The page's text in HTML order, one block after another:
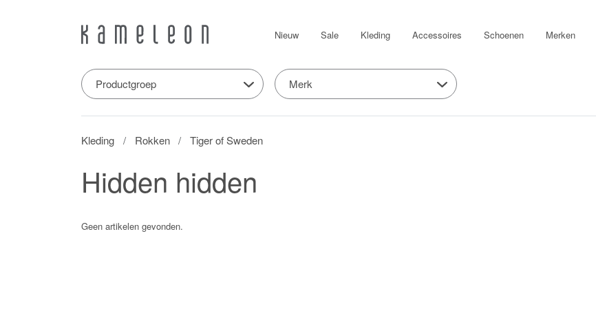
Nieuw Sale Kleding Accessoires Schoenen Merken
Productgroep Merk
Kleding Rokken Tiger of Sweden
Hidden hidden
Geen artikelen gevonden.